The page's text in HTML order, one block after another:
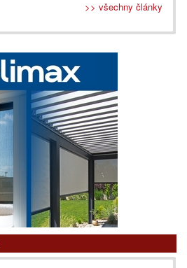
>> všechny články